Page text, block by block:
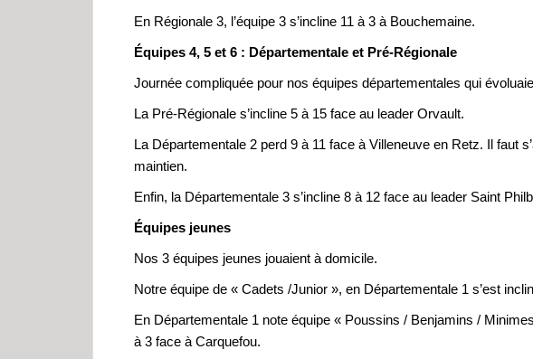
En Régionale 3, l’équipe 3 s’incline 11 à 3 à Bouchemaine.
Équipes 4, 5 et 6 : Départementale et Pré-Régionale
Journée compliquée pour nos équipes départementales qui
La Pré-Régionale s’incline 5 à 15 face au leader Orvault.
La Départementale 2 perd 9 à 11 face à Villeneuve en Retz. Il faut
maintien.
Enfin, la Départementale 3 s’incline 8 à 12 face au leader Saint
Équipes jeunes
Nos 3 équipes jeunes jouaient à domicile.
Notre équipe de « Cadets /Junior », en Départementale 1 s’est
En Départementale 1 note équipe « Poussins / Benjamins /
à 3 face à Carquefou.